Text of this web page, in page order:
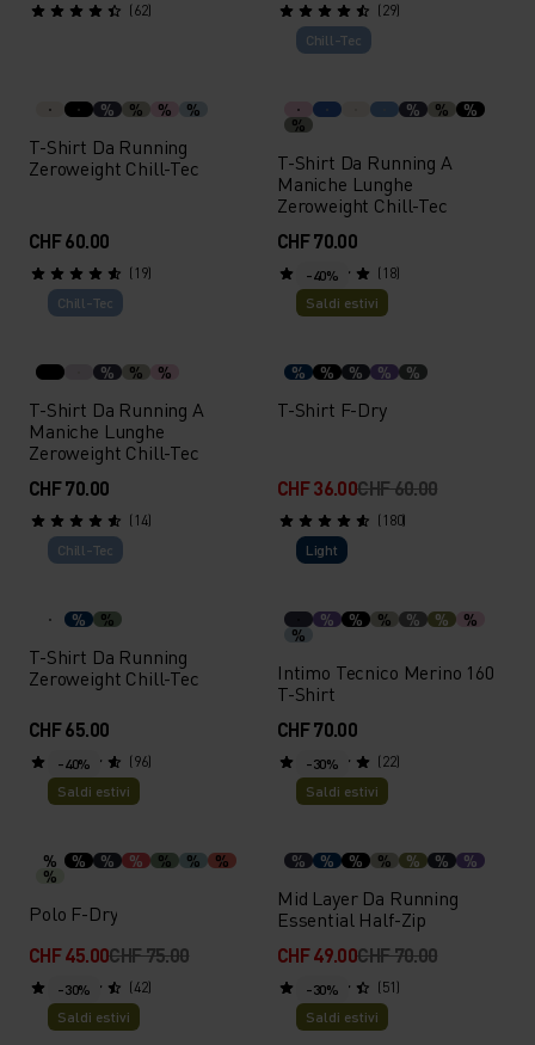
(62) (29)
% % % %
T-Shirt Da Running
Zeroweight Chill-Tec
CHF 60.00
(19)
Chill-Tec
% % %
%
T-Shirt Da Running A
Maniche Lunghe
Zeroweight Chill-Tec
CHF 70.00
(18)
Chill-Tec
% % %
T-Shirt Da Running A
Maniche Lunghe
Zeroweight Chill-Tec
CHF 70.00
(14)
-40%
Saldi estivi
% % % % %
T-Shirt F-Dry
CHF 36.00CHF 60.00
(180)
Chill-Tec
% %
T-Shirt Da Running
Zeroweight Chill-Tec
CHF 65.00
(96)
Light
% % % % % %
%
Intimo Tecnico Merino 160
T-Shirt
CHF 70.00
(22)
-40%
Saldi estivi
% % % % % % %
%
Polo F-Dry
CHF 45.00CHF 75.00
(42)
-30%
Saldi estivi
% % % % % % %
Mid Layer Da Running
Essential Half-Zip
CHF 49.00CHF 70.00
(51)
-30%
Saldi estivi
-30%
Saldi estivi